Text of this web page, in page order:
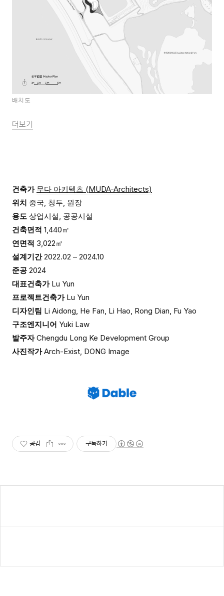
배치도
더보기
건축가 무다 아키텍츠 (MUDA-Architects)
위치 중국, 청두, 원장
용도 상업시설, 공공시설
건축면적 1,440㎡
연면적 3,022㎡
설계기간2022.02 – 2024.10
준공 2024
대표건축가Lu Yun
프로젝트건축가Lu Yun
디자인팀 Li Aidong, He Fan, Li Hao, Rong Dian, Fu Yao
구조엔지니어 Yuki Law
발주자Chengdu Long Ke Development Group
사진작가Arch-Exist, DONG Image
공감 구독하기